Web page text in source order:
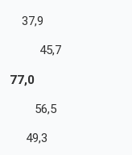
37,9
45,7
77,0
56,5
49,3